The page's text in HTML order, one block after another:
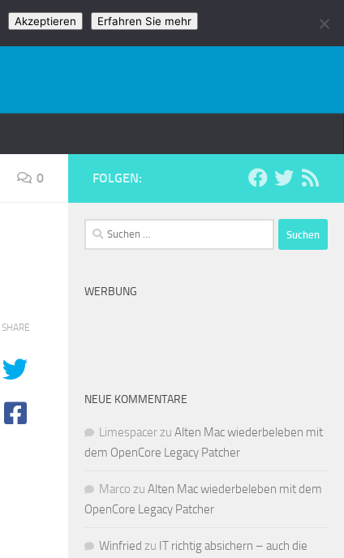
0
SHARE
FOLGEN:
Suchen
nach:
WERBUNG
NEUE KOMMENTARE
Limespacerzu Alten Mac wiederbeleben mit
dem OpenCore Legacy Patcher
Marco zu Alten Mac wiederbeleben mit dem
OpenCore Legacy Patcher
Winfried zu IT richtig absichern – auch die
Akzeptieren Erfahren Sie mehr